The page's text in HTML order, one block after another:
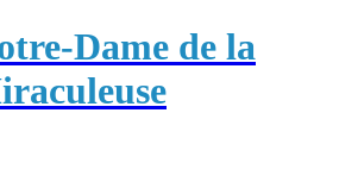
Dame de la